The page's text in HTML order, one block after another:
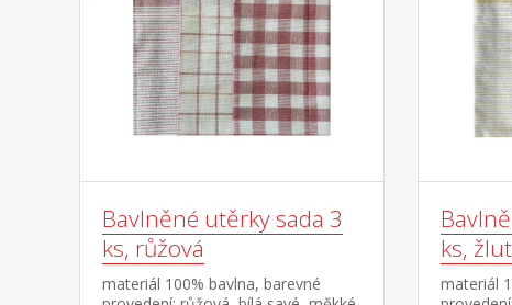
Bavlněné utěrky sada 3
ks, růžová
materiál 100% bavlna, barevné
ks,
materiál